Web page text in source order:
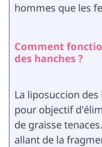
hommes que les
Comment
des hanches ?
La liposuccion
pour objectif
de graisse
allant de la